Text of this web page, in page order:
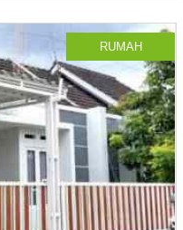
RUMAH